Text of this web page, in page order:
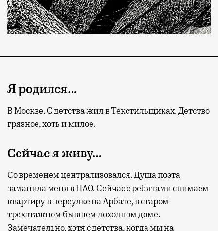
Я родился…
В Москве. С детства жил в Текстильщиках. Детство
грязное, хоть и милое.
Сейчас я живу…
Со временем централизовался. Душа поэта
заманила меня в ЦАО. Сейчас с ребятами снимаем
квартиру в переулке на Арбате, в старом
трехэтажном бывшем доходном доме.
Замечательно, хотя с детства, когда мы на